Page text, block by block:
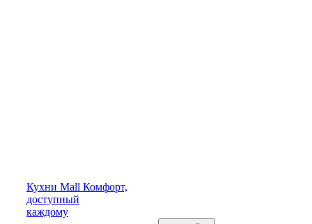
Кухни Mall Комфорт,
доступный
каждому